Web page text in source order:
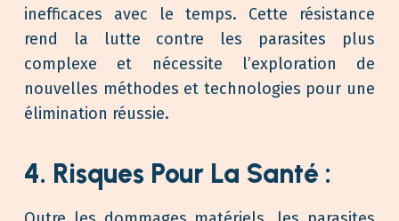
inefficaces avec le temps. Cette résistance
rend la lutte contre les parasites plus
complexe et nécessite l’exploration de
nouvelles méthodes et technologies pour une
élimination réussie.
4. Risques Pour La Santé :